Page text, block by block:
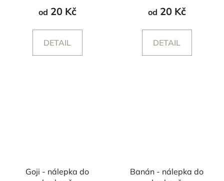
produktu
5,0
z
od 20 Kč
DETAIL
od 20 Kč
DETAIL
Goji - nálepka do
Banán - nálepka do